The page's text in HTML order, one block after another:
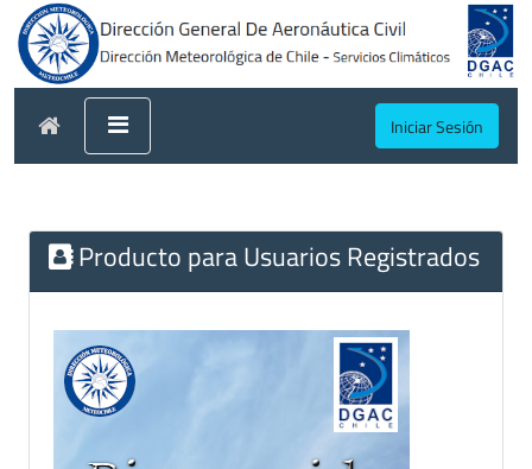
Iniciar Sesión
Producto para Usuarios Registrados